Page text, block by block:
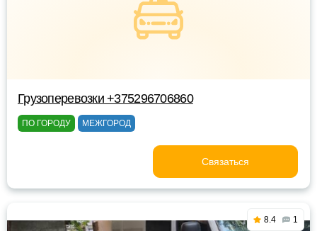
Грузоперевозки +375296706860
ПО ГОРОДУ МЕЖГОРОД
Связаться
8.4 1